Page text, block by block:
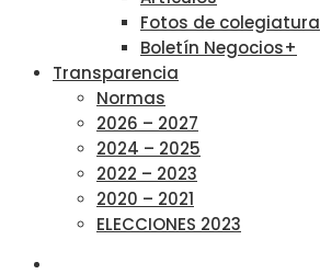
Fotos de colegiatura
Boletín Negocios+
Transparencia
Normas
2026 – 2027
2024 – 2025
2022 – 2023
2020 – 2021
ELECCIONES 2023